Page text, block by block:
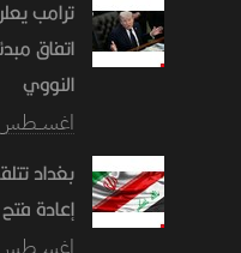
ترامب
اتفاق
النووي
02 اغســطس.2026 -
بغداد
إعادة
03 اغســطس.2026 -